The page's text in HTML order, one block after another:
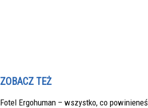
ZOBACZ TEŻ
Fotel Ergohuman – wszystko, co powinieneś